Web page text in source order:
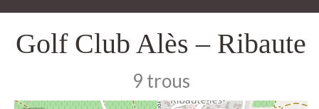
Golf Club Alès – Ribaute
9 trous